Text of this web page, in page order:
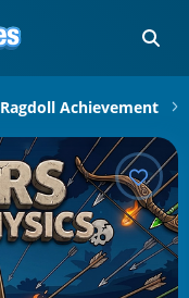
Ragdoll Achievement